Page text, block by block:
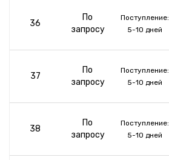
36
По
запросу
Поступление:
5-10 дней
37
По
запросу
Поступление:
5-10 дней
38
По
запросу
Поступление:
5-10 дней